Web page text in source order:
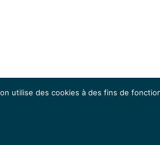
utilise des cookies à des fins de